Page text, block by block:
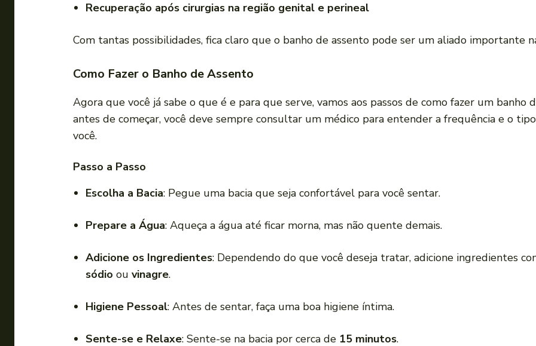
Recuperação após cirurgias na região genital e perineal
Com tantas possibilidades, fica claro que o banho de assento pode ser um aliado importante
Como Fazer o Banho de Assento
Agora que você já sabe o que é e para que serve, vamos aos passos de como fazer um
antes de começar, você deve sempre consultar um médico para entender a frequência e o
você.
Passo a Passo
Escolha a Bacia: Pegue uma bacia que seja confortável para você sentar.
Prepare a Água: Aqueça a água até ficar morna, mas não quente demais.
Adicione os Ingredientes: Dependendo do que você deseja tratar, adicione ingredientes
sódio ou vinagre.
Higiene Pessoal: Antes de sentar, faça uma boa higiene íntima.
Sente-se e Relaxe: Sente-se na bacia por cerca de 15 minutos.